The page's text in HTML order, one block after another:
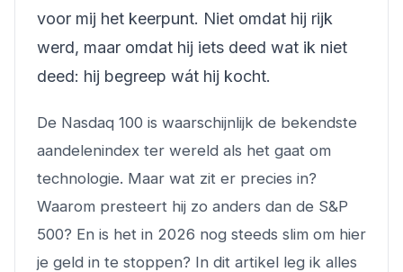
voor mij het keerpunt. Niet omdat hij rijk
werd, maar omdat hij iets deed wat ik niet
deed: hij begreep wát hij kocht.
De Nasdaq 100 is waarschijnlijk de bekendste
aandelenindex ter wereld als het gaat om
technologie. Maar wat zit er precies in?
Waarom presteert hij zo anders dan de S&P
500? En is het in 2026 nog steeds slim om hier
je geld in te stoppen? In dit artikel leg ik alles